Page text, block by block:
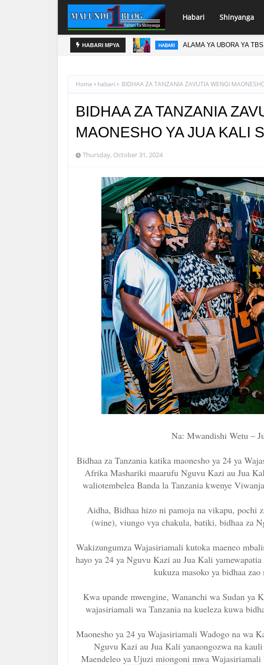
Habari Shinyanga
HABARI MPYA `HABARI NAIBU KATIBU MKUU
Home habari BIDHAA ZA TANZANIA ZAVUTIA WENGI
BIDHAA ZA TANZANIA
MAONESHO YA JUA KALI
Thursday, October 31, 2024
Na: Mwandishi Wetu –
Bidhaa za Tanzania katika maonesho ya 24 ya
Afrika Mashariki maarufu Nguvu Kazi au Jua
waliotembelea Banda la Tanzania kwenye
Aidha, Bidhaa hizo ni pamoja na vikapu, pochi
(wine), viungo vya chakula, batiki, bidhaa za
Wakizungumza Wajasiriamali kutoka maeneo
hayo ya 24 ya Nguvu Kazi au Jua Kali
kukuza masoko ya bidhaa
Kwa upande mwengine, Wananchi wa Sudan ya
wajasiriamali wa Tanzania na kueleza kuwa
Maonesho ya 24 ya Wajasiriamali Wadogo na wa
Nguvu Kazi au Jua Kali yanaongozwa na
Maendeleo ya Ujuzi miongoni mwa